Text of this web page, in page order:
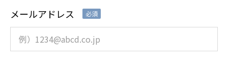
メールアドレス 必須